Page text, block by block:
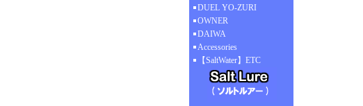
DUEL YO-ZURI
OWNER
DAIWA
Accessories
【SaltWater】ETC